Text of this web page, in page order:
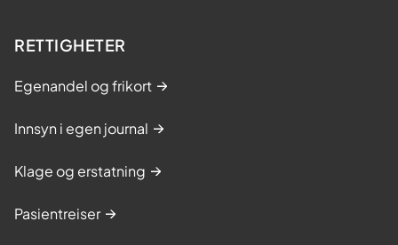
RETTIGHETER
Egenandel og frikort
Innsyn i egen journal
Klage og erstatning
Pasientreiser